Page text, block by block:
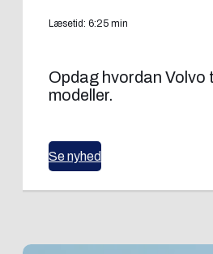
Læsetid: 6:25 min
Opdag hvordan Volvo
modeller.
Se nyhed